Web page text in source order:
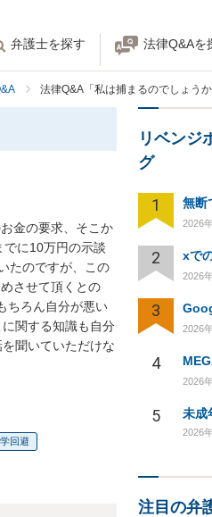
弁護士を探す 法律Q&Aを
法律Q&A「私は捕まるのでしょうか
金の要求、そこか
に10万円の示談
たのですが、この
させて頂くとの
ちろん自分が悪い
関する知識も自分
聞いていただけな
回避
リベンジ
グ
1
2026
2 xで
2026
3
2026
4
2026
5
2026
注目の弁